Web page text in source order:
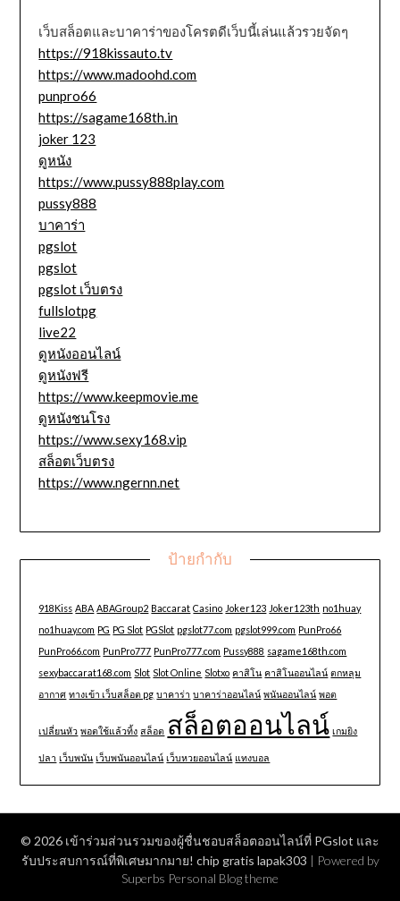
เว็บสล็อตและบาคาร่าของโครตดีเว็บนี้เล่นแล้วรวยจัดๆ
https://918kissauto.tv
https://www.madoohd.com
punpro66
https://sagame168th.in
joker 123
ดูหนัง
https://www.pussy888play.com
pussy888
บาคาร่า
pgslot
pgslot
pgslot เว็บตรง
fullslotpg
live22
ดูหนังออนไลน์
ดูหนังฟรี
https://www.keepmovie.me
ดูหนังชนโรง
https://www.sexy168.vip
สล็อตเว็บตรง
https://www.ngernn.net
ป้ายกำกับ
918Kiss ABA ABAGroup2 Baccarat Casino Joker123 Joker123th no1huay
no1huay.com PG PG Slot PGSlot pgslot77.com pgslot999.com PunPro66
PunPro66.com PunPro777 PunPro777.com Pussy888 sagame168th.com
sexybaccarat168.com Slot Slot Online Slotxo คาสิโน คาสิโนออนไลน์ ตกหลุม
อากาศ ทางเข้า เว็บสล็อต pg บาคาร่า บาคาร่าออนไลน์ พนันออนไลน์ พอต
เปลี่ยนหัว พอตใช้แล้วทิ้ง สล็อต สล็อตออนไลน์ เกมยิง
ปลา เว็บพนัน เว็บพนันออนไลน์ เว็บหวยออนไลน์ แทงบอล
© 2026 เข้าร่วมส่วนรวมของผู้ชื่นชอบสล็อตออนไลน์ที่ PGslot และ
รับประสบการณ์ที่พิเศษมากมาย! chip gratis lapak303 | Powered by
Superbs Personal Blog theme